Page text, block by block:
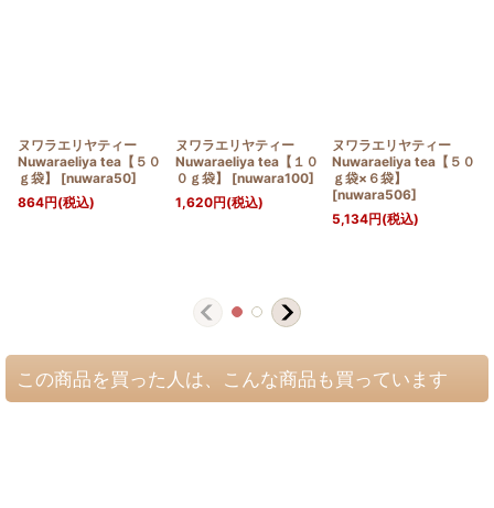
ヌワラエリヤティー
Nuwaraeliya tea【５０
ｇ袋】
[nuwara50]
864円(税込)
ヌワラエリヤティー
Nuwaraeliya tea【１０
０ｇ袋】
[nuwara100]
1,620円(税込)
ヌワラエリヤティー
Nuwaraeliya tea【５０
ｇ袋×６袋】
[nuwara506]
5,134円(税込)
この商品を買った人は、こんな商品も買っています